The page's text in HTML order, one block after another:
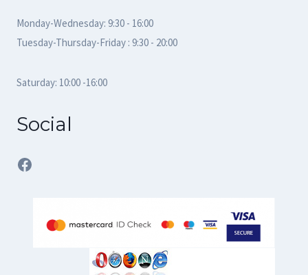
Monday-Wednesday: 9:30 - 16:00
Tuesday-Thursday-Friday : 9:30 - 20:00
Saturday: 10:00 -16:00
Social
Facebook